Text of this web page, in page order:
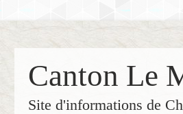
Canton Le
Site d'informations de